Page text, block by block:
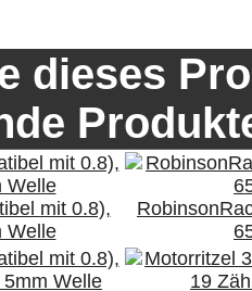
dieses
mit 0.8),
Welle